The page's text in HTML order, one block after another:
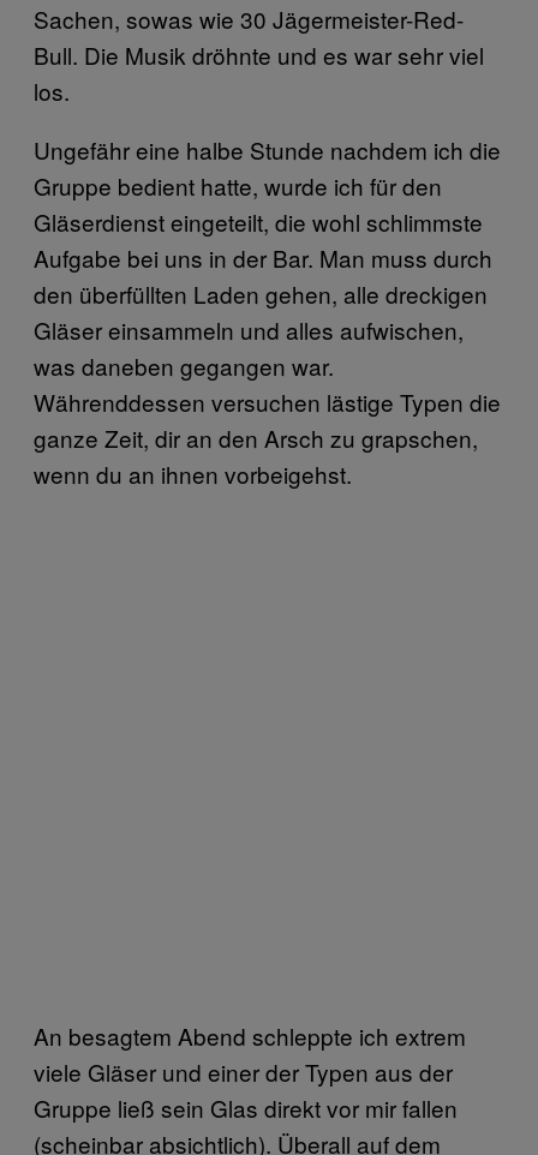
Sachen, sowas wie 30 Jägermeister-Red-
Bull. Die Musik dröhnte und es war sehr viel
los.
Ungefähr eine halbe Stunde nachdem ich die
Gruppe bedient hatte, wurde ich für den
Gläserdienst eingeteilt, die wohl schlimmste
Aufgabe bei uns in der Bar. Man muss durch
den überfüllten Laden gehen, alle dreckigen
Gläser einsammeln und alles aufwischen,
was daneben gegangen war.
Währenddessen versuchen lästige Typen die
ganze Zeit, dir an den Arsch zu grapschen,
wenn du an ihnen vorbeigehst.
An besagtem Abend schleppte ich extrem
viele Gläser und einer der Typen aus der
Gruppe ließ sein Glas direkt vor mir fallen
(scheinbar absichtlich). Überall auf dem